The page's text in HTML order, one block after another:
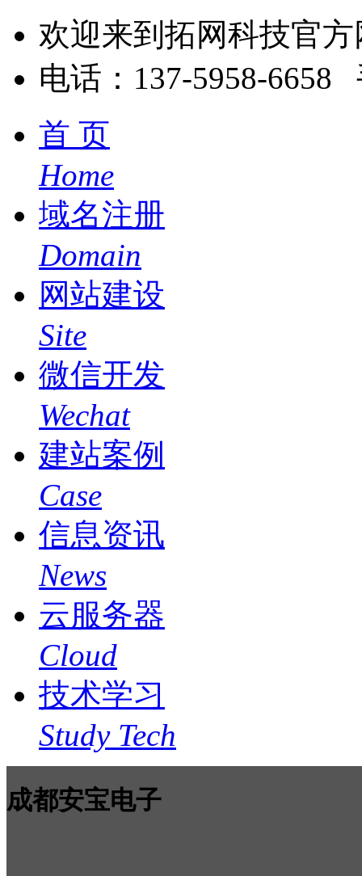
欢迎来到拓网科技官
电话：137-5958-6658
首 页
Home
域名注册
Domain
网站建设
Site
微信开发
Wechat
建站案例
Case
信息资讯
News
云服务器
Cloud
技术学习
Study Tech
成都安宝电子